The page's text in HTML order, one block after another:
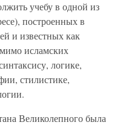
учебу в одной из
построенных в
и известных как
исламских
логике,
стилистике,
Великолепного была